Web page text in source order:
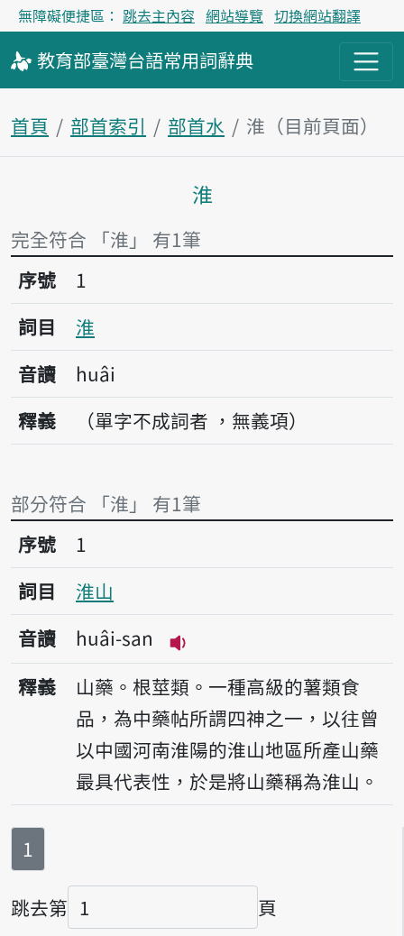
無障礙便捷區： 跳去主內容 網站導覽 切換網站翻譯
教育部臺灣台語常用詞辭典
首頁 部首索引 部首水 淮（目前頁面）
主內容區塊
淮
完全符合 「淮」 有1筆
序號1淮
序號
1
詞目
淮
音讀
huâi
釋義
（單字不成詞者 ，無義項）
部分符合 「淮」 有1筆
序號1淮山
序號
1
詞目
淮山
音讀
huâi-san
播放音讀huâi-san
釋義
山藥。根莖類。一種高級的薯類食
品，為中藥帖所謂四神之一，以往曾
以中國河南淮陽的淮山地區所產山藥
最具代表性，於是將山藥稱為淮山。
第
1
跳去第
頁碼
頁